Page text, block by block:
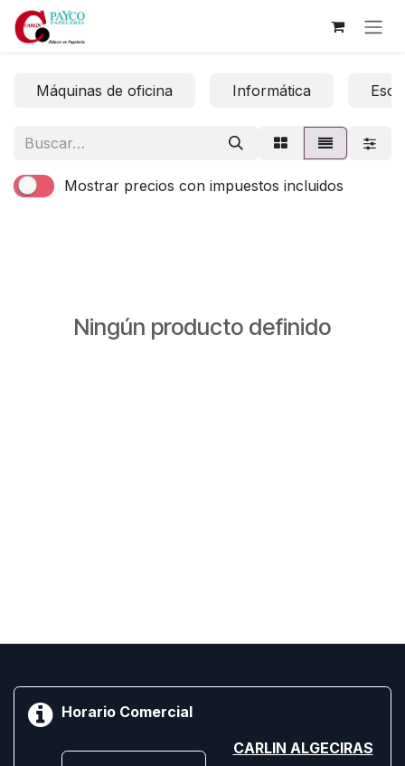
Ir al contenido
Máquinas de oficina Informática
Mostrar precios con impuestos incluidos
Ningún producto definido
Horario Comercial
CARLIN ALGECIRAS